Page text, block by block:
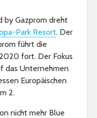
by Gazprom dreht
Park Resort. Der
führt die
fort. Der Fokus
das Unternehmen
Europäischen
2.
nicht mehr Blue